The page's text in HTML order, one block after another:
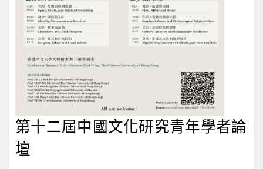
第十二屆中國文化研究青年學者論
壇